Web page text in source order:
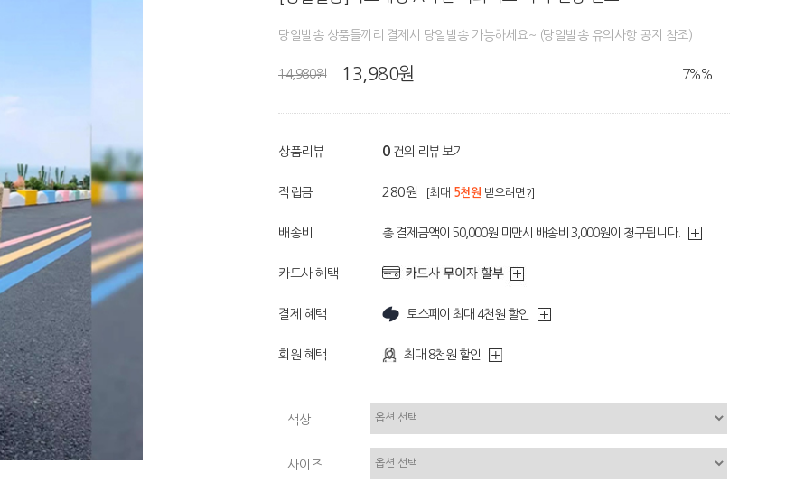
당일발송 상품들끼리 결제시 당일발송 가능하세요~ (당일발송 유의사항 공지 참조)
14,980원 13,980원 7%%
상품리뷰 0 건의 리뷰 보기
적립금 280원 [최대 5천원 받으려면?]
배송비 총 결제금액이 50,000원 미만시 배송비 3,000원이 청구됩니다.
카드사 혜택
결제 혜택 토스페이 최대 4천원 할인
회원 혜택 최대 8천원 할인
색상
사이즈